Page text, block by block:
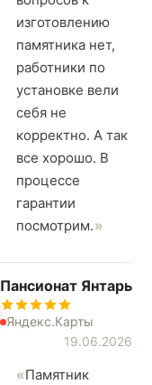
изготовлению
памятника нет,
работники по
установке вели
себя не
корректно. А так
все хорошо. В
процессе
гарантии
посмотрим.
Пансионат Янтарь
Яндекс.Карты
19.06.2026
Памятник